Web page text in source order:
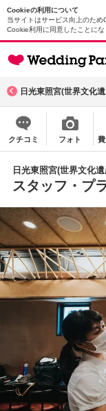
Cookieの利用について
当サイトはサービス向上のため
Cookie利用に同意したことにな
日光東照宮(世界文化
クチコミ フォト
日光東照宮(世界文化
スタッフ・プ